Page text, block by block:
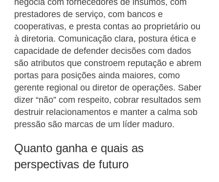
negocia com fornecedores de insumos, com
prestadores de serviço, com bancos e
cooperativas, e presta contas ao proprietário ou
à diretoria. Comunicação clara, postura ética e
capacidade de defender decisões com dados
são atributos que constroem reputação e abrem
portas para posições ainda maiores, como
gerente regional ou diretor de operações. Saber
dizer “não” com respeito, cobrar resultados sem
destruir relacionamentos e manter a calma sob
pressão são marcas de um líder maduro.
Quanto ganha e quais as
perspectivas de futuro